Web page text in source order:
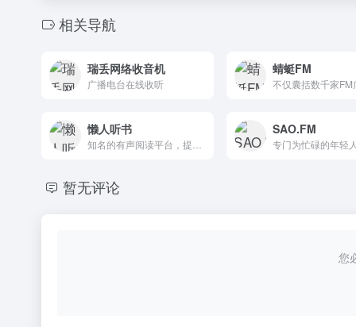
相关导航
瑞丢网络收音机
广播电台在线收听
蜻蜓FM
懒人听书 SAO.FM
暂无评论
您